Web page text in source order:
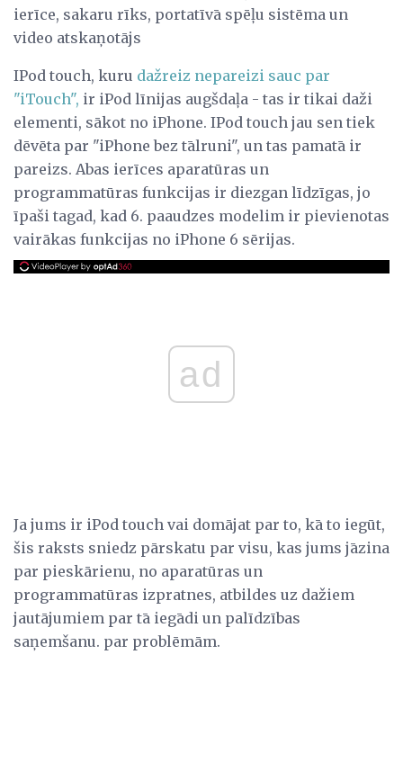
ierīce, sakaru rīks, portatīvā spēļu sistēma un
video atskaņotājs
IPod touch, kuru dažreiz nepareizi sauc par
"iTouch", ir iPod līnijas augšdaļa - tas ir tikai daži
elementi, sākot no iPhone. IPod touch jau sen tiek
dēvēta par "iPhone bez tālruni", un tas pamatā ir
pareizs. Abas ierīces aparatūras un
programmatūras funkcijas ir diezgan līdzīgas, jo
īpaši tagad, kad 6. paaudzes modelim ir pievienotas
vairākas funkcijas no iPhone 6 sērijas.
ad
Ja jums ir iPod touch vai domājat par to, kā to iegūt,
šis raksts sniedz pārskatu par visu, kas jums jāzina
par pieskārienu, no aparatūras un
programmatūras izpratnes, atbildes uz dažiem
jautājumiem par tā iegādi un palīdzības
saņemšanu. par problēmām.